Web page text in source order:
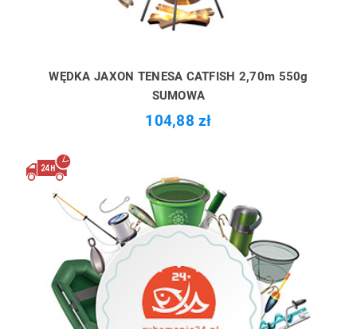
WĘDKA JAXON TENESA CATFISH 2,70m 550g
SUMOWA
104,88 zł